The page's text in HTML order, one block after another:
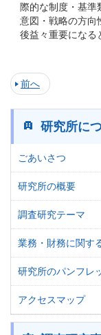
際的な制度・基準
意図・戦略の方向
後益々重要になる
前へ
研究所に
ごあいさつ
研究所の概要
調査研究テーマ
業務・財務に関す
研究所のパンフレ
アクセスマップ